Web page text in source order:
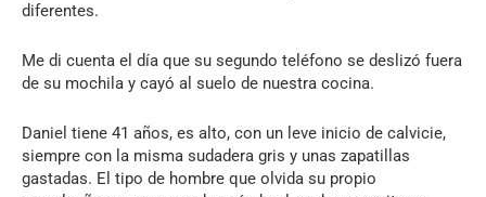
diferentes.
Me di cuenta el día que su segundo teléfono se deslizó fuera
de su mochila y cayó al suelo de nuestra cocina.
Daniel tiene 41 años, es alto, con un leve inicio de calvicie,
siempre con la misma sudadera gris y unas zapatillas
gastadas. El tipo de hombre que olvida su propio